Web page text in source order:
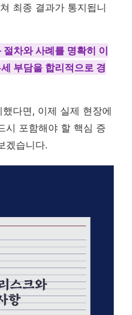
최종 결과가 통지됩니
차와 사례를 명확히 이
부담을 합리적으로 경
다면, 이제 실제 현장에
시 포함해야 할 핵심 증
겠습니다.